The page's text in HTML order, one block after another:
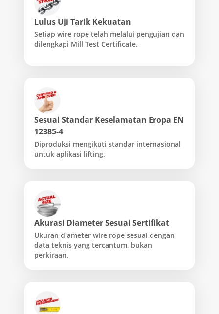
Lulus Uji Tarik Kekuatan
Setiap wire rope telah melalui pengujian dan
dilengkapi Mill Test Certificate.
Sesuai Standar Keselamatan Eropa EN
12385-4
Diproduksi mengikuti standar internasional
untuk aplikasi lifting.
Akurasi Diameter Sesuai Sertifikat
Ukuran diameter wire rope sesuai dengan
data teknis yang tercantum, bukan
perkiraan.